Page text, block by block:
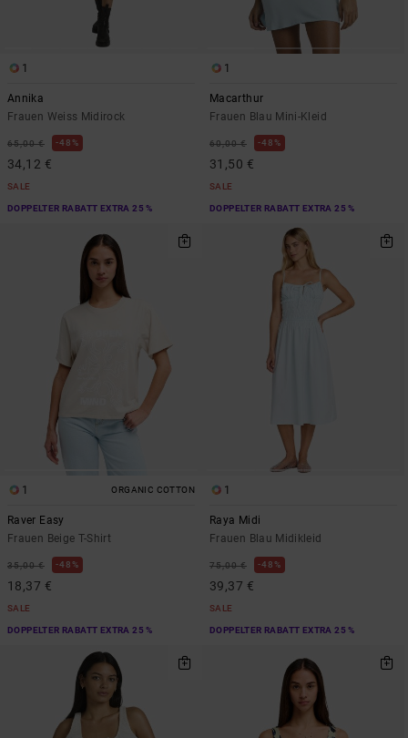
1
Annika
Frauen Weiss Midirock
65,00 € 48%
34,12 €
SALE
DOPPELTER RABATT EXTRA 25 %
1
Macarthur
Frauen Blau Mini-Kleid
60,00 € 48%
31,50 €
SALE
DOPPELTER RABATT EXTRA 25 %
1 ORGANIC COTTON
Raver Easy
Frauen Beige T-Shirt
35,00 € 48%
18,37 €
SALE
DOPPELTER RABATT EXTRA 25 %
1
Raya Midi
Frauen Blau Midikleid
75,00 € 48%
39,37 €
SALE
DOPPELTER RABATT EXTRA 25 %